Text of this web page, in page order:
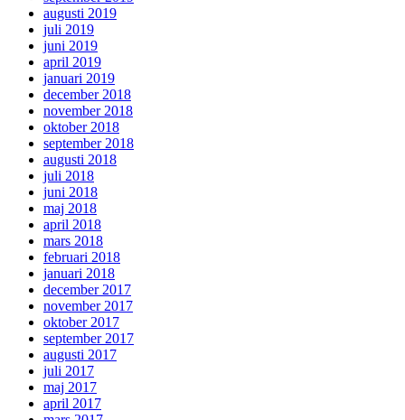
augusti 2019
juli 2019
juni 2019
april 2019
januari 2019
december 2018
november 2018
oktober 2018
september 2018
augusti 2018
juli 2018
juni 2018
maj 2018
april 2018
mars 2018
februari 2018
januari 2018
december 2017
november 2017
oktober 2017
september 2017
augusti 2017
juli 2017
maj 2017
april 2017